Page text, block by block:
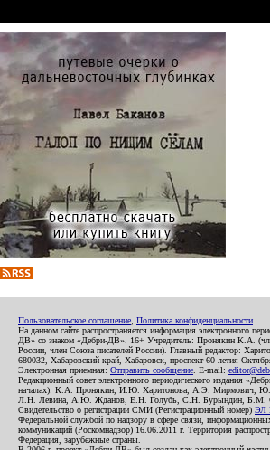
Пользовательское соглашение Политика конфиденциальности
На данном сайте распространяется информация электронного
ДВ» со знаком «Дебри-ДВ». 16+ Учредитель: Пронякин К.А.
России, член Союза писателей России). Главный редактор:
680032, Хабаровский край, Хабаровск, проспект 60-летия
Электронная приемная: Отправить сообщение . E-mail:
Редакционный совет электронного периодического издания
началах): К.А. Пронякин, И.Ю. Харитонова, А.Э. Мирмович,
Л.Н. Левина, А.Ю. Жданов, Е.Н. Голубь, С.Н. Бурындин, Б.М.
Свидетельство о регистрации СМИ (Регистрационный номер) ЭЛ
Федеральной службой по надзору в сфере связи,
коммуникаций (Роскомнадзор) 16.06.2011 г. Территория
Федерация, зарубежные страны.